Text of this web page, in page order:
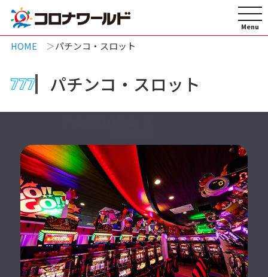
HOME パチンコ・スロット
パチンコ・スロット